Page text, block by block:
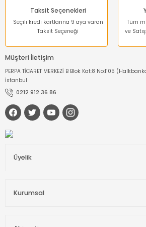
Taksit Seçenekleri
Seçili kredi kartlarına 9 aya varan
Taksit Seçeneği
Tüm
ve
Müşteri İletişim
PERPA TİCARET MERKEZİ B Blok Kat:8 No:1105
İstanbul
0212 912 36 86
Üyelik
Kurumsal